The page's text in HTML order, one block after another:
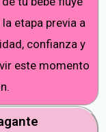
etapa previa a
confianza y
este momento